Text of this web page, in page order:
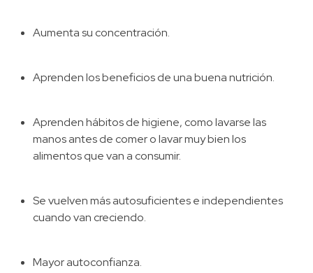
Aumenta su concentración.
Aprenden los beneficios de una buena nutrición.
Aprenden hábitos de higiene, como lavarse las
manos antes de comer o lavar muy bien los
alimentos que van a consumir.
Se vuelven más autosuficientes e independientes
cuando van creciendo.
Mayor autoconfianza.